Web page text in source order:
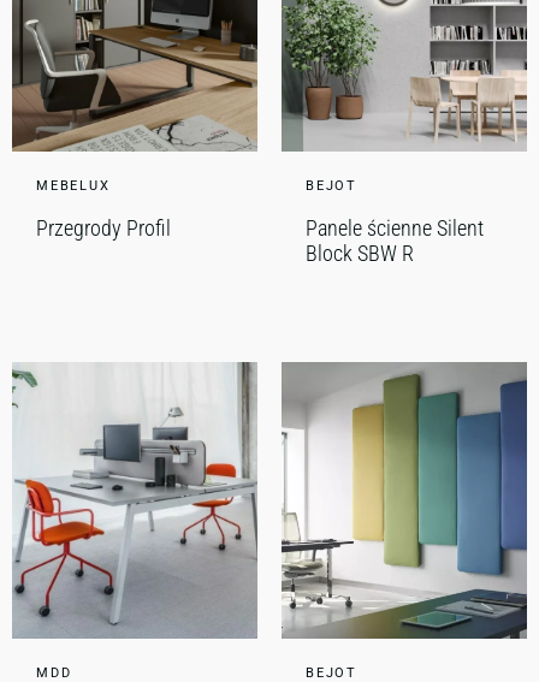
MEBELUX
Przegrody Profil
BEJOT
Panele ścienne Silent
Block SBW R
MDD BEJOT